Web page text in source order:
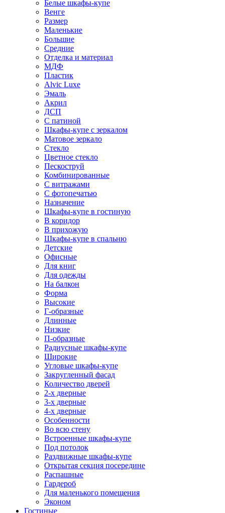
Белые шкафы-купе
Венге
Размер
Маленькие
Большие
Средние
Отделка и материал
МДФ
Пластик
Alvic Luxe
Эмаль
Акрил
ДСП
С патиной
Шкафы-купе с зеркалом
Матовое зеркало
Стекло
Цветное стекло
Пескоструй
Комбинированные
С витражами
С фотопечатью
Назначение
Шкафы-купе в гостиную
В коридор
В прихожую
Шкафы-купе в спальню
Детские
Офисные
Для книг
Для одежды
На балкон
Форма
Высокие
Г-образные
Длинные
Низкие
П-образные
Радиусные шкафы-купе
Широкие
Угловые шкафы-купе
Закругленный фасад
Количество дверей
2-х дверные
3-х дверные
4-х дверные
Особенности
Во всю стену
Встроенные шкафы-купе
Под потолок
Раздвижные шкафы-купе
Открытая секция посередине
Распашные
Гардероб
Для маленького помещения
Эконом
Гостиные